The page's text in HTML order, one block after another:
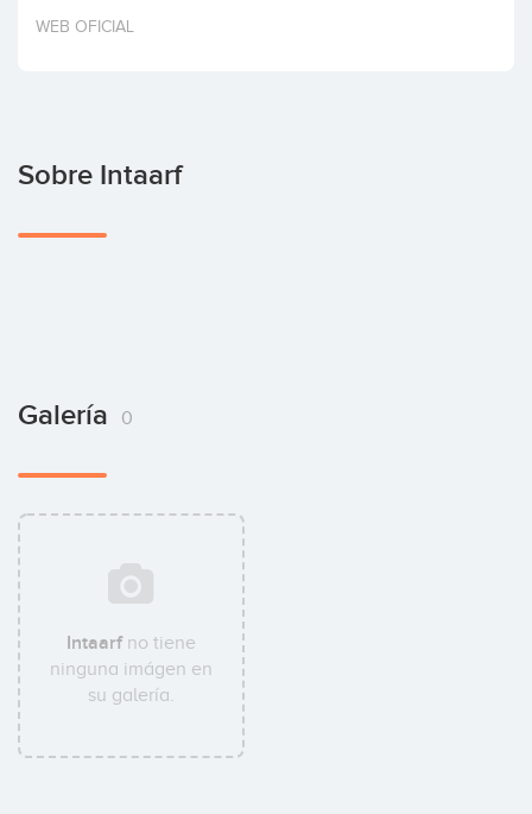
Invertir
WEB OFICIAL
Sobre Intaarf
Galería 0
Intaarfno tiene
ninguna imágen en
su galería.